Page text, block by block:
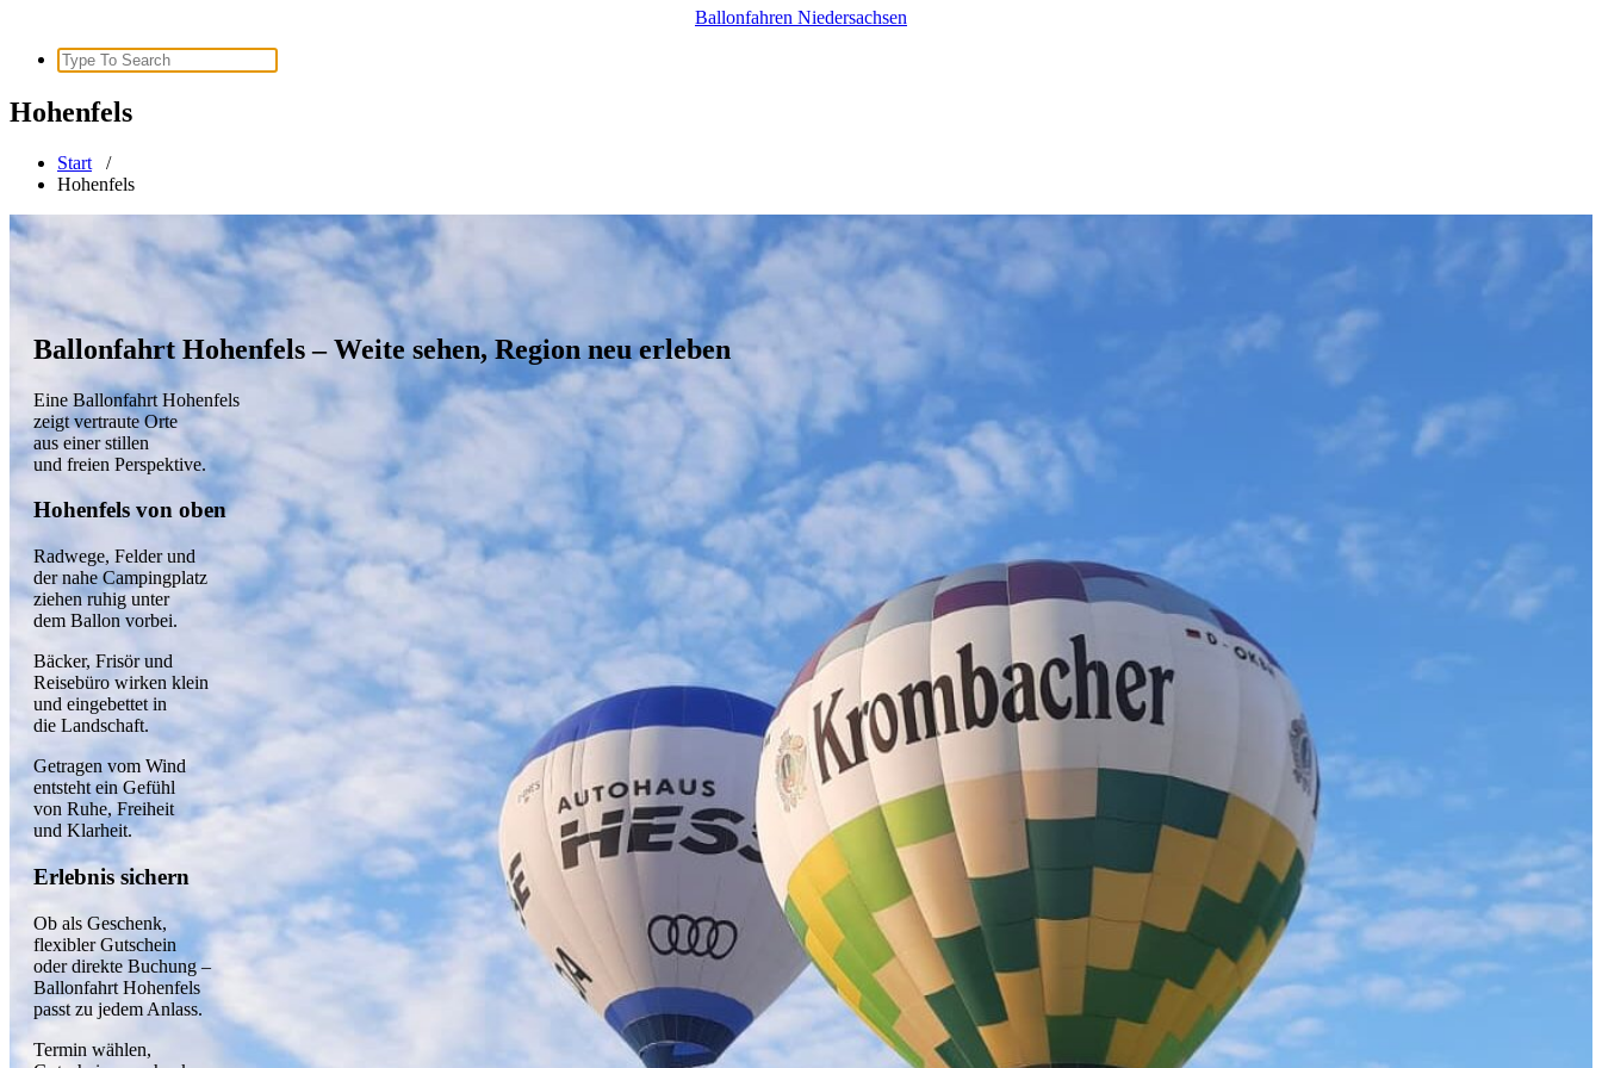
Ballonfahren Niedersachsen
Search
for:
Hohenfels
Start /
Hohenfels
Ballonfahrt Hohenfels – Weite sehen, Region neu erleben
Eine Ballonfahrt Hohenfels
zeigt vertraute Orte
aus einer stillen
und freien Perspektive.
Hohenfels von oben
Radwege, Felder und
der nahe Campingplatz
ziehen ruhig unter
dem Ballon vorbei.
Bäcker, Frisör und
Reisebüro wirken klein
und eingebettet in
die Landschaft.
Getragen vom Wind
entsteht ein Gefühl
von Ruhe, Freiheit
und Klarheit.
Erlebnis sichern
Ob als Geschenk,
flexibler Gutschein
oder direkte Buchung –
Ballonfahrt Hohenfels
passt zu jedem Anlass.
Termin wählen,